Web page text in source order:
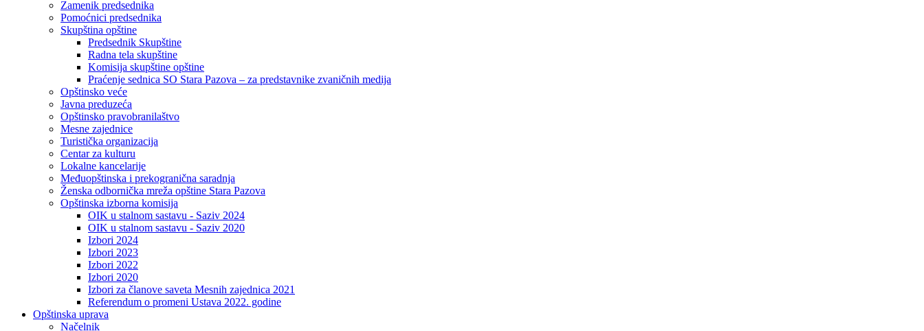
Zamenik predsednika
Pomoćnici predsednika
Skupština opštine
Predsednik Skupštine
Radna tela skupštine
Komisija skupštine opštine
Praćenje sednica SO Stara Pazova – za predstavnike zvaničnih medija
Opštinsko veće
Javna preduzeća
Opštinsko pravobranilaštvo
Mesne zajednice
Turistička organizacija
Centar za kulturu
Lokalne kancelarije
Međuopštinska i prekogranična saradnja
Ženska odbornička mreža opštine Stara Pazova
Opštinska izborna komisija
OIK u stalnom sastavu - Saziv 2024
OIK u stalnom sastavu - Saziv 2020
Izbori 2024
Izbori 2023
Izbori 2022
Izbori 2020
Izbori za članove saveta Mesnih zajednica 2021
Referendum o promeni Ustava 2022. godine
Opštinska uprava
Načelnik